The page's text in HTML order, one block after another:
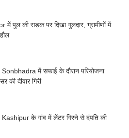
में पुल की सड़क पर दिखा गुलदार, ग्रामीणों में
में सफाई के दौरान परियोजना
की दीवार गिरी
के गांव में लेंटर गिरने से दंपति की